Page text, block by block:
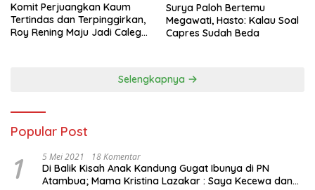
Komit Perjuangkan Kaum
Tertindas dan Terpinggirkan,
Roy Rening Maju Jadi Caleg
Surya Paloh Bertemu
Megawati, Hasto: Kalau Soal
Capres Sudah Beda
Selengkapnya
Popular Post
1 5 Mei 2021 18 Komentar
Di Balik Kisah Anak Kandung Gugat Ibunya di PN
Atambua; Mama Kristina Lazakar : Saya Kecewa dan